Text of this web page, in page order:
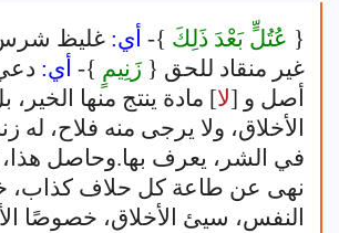
{ عُتُلٍّ بَعْدَ ذَلِكَ }- أي: غليظ
غير منقاد للحق { زَنِيمٍ }- أي:
أصل و [لا] مادة ينتج منها الخير،
الأخلاق، ولا يرجى منه فلاح، له
في الشر، يعرف بها.وحاصل هذا،
نهى عن طاعة كل حلاف
النفس، سيئ الأخلاق، خصوصًا